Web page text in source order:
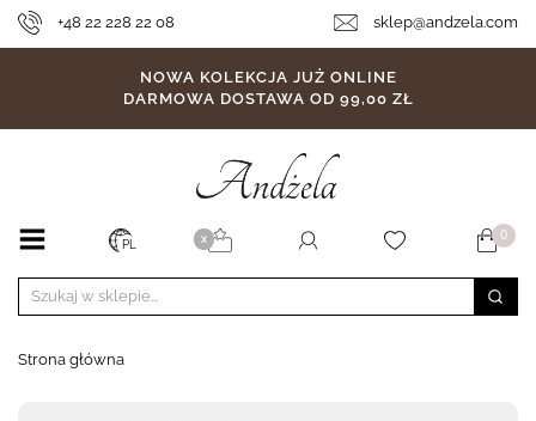
+48 22 228 22 08 sklep@andzela.com
NOWA KOLEKCJA JUŻ ONLINE
DARMOWA DOSTAWA OD 99,00 ZŁ
PL X 0
Strona główna